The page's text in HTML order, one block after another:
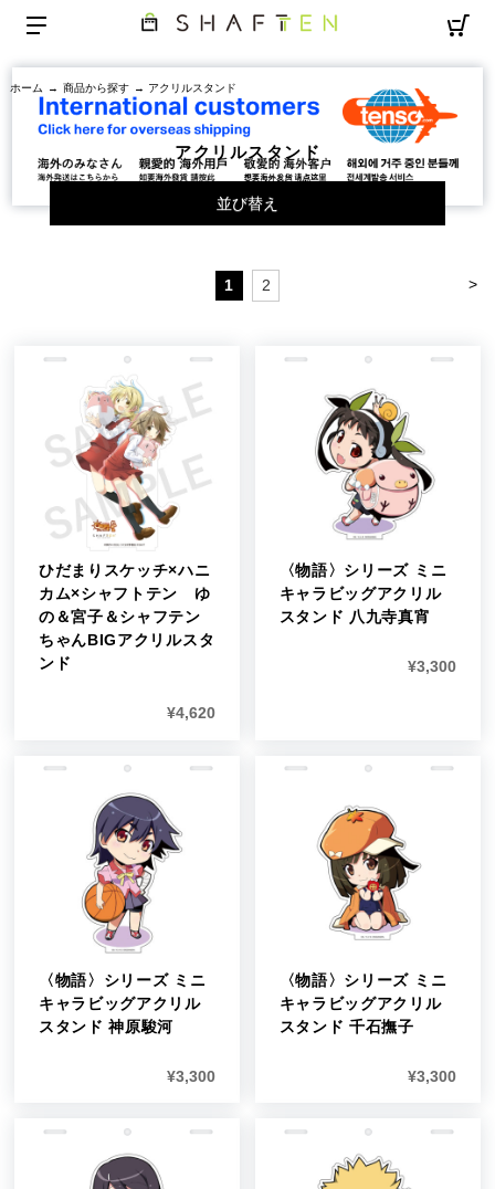
ホーム → 商品から探す → アクリルスタンド
アクリルスタンド
並び替え
>
1 2
ひだまりスケッチ×ハニ
カム×シャフトテン ゆ
の＆宮子＆シャフテン
ちゃんBIGアクリルスタ
ンド
¥4,620
〈物語〉シリーズ ミニ
キャラビッグアクリル
スタンド 八九寺真宵
¥3,300
〈物語〉シリーズ ミニ
キャラビッグアクリル
スタンド 神原駿河
¥3,300
〈物語〉シリーズ ミニ
キャラビッグアクリル
スタンド 千石撫子
¥3,300